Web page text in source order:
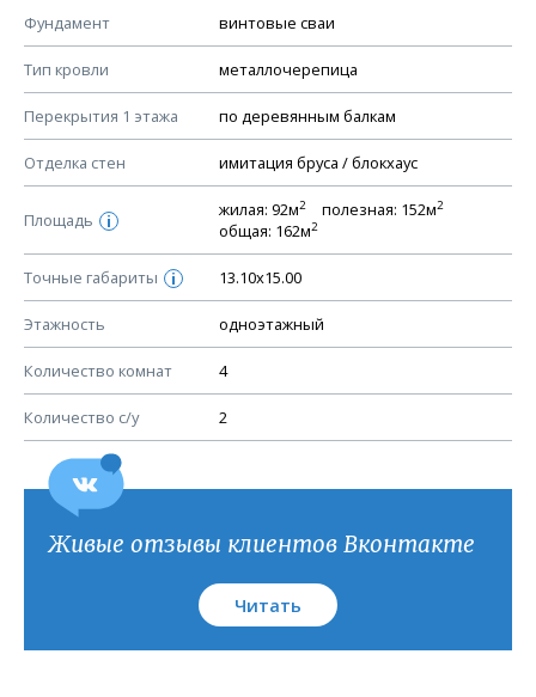
Фундамент винтовые сваи
Тип кровли металлочерепица
Перекрытия 1 этажа по деревянным балкам
Отделка стен имитация бруса / блокхаус
Площадь i
жилая: 92м2 полезная: 152м2
общая: 162м2
Точные габариты i 13.10х15.00
Этажность одноэтажный
Количество комнат 4
Количество с/у 2
КОНСТРУКТИВНЫЕ РЕШЕНИЯ (КР)
Ведомость рабочих чертежей основного комплекта КР
План фундамента
Устройство фундамента, спецификация материалов
Планы перекрытий этажей, спецификация элементов
Устройство перекрытий
Устройство стен
Спецификация материалов стен
Схема расположения лаг чердака (если есть)
Схема расположения элементов стропил
Спецификация элементов стропил
Устройство стропильной системы
Узлы устройства кровли
План кровли
Живые отзывы клиентов Вконтакте
Читать